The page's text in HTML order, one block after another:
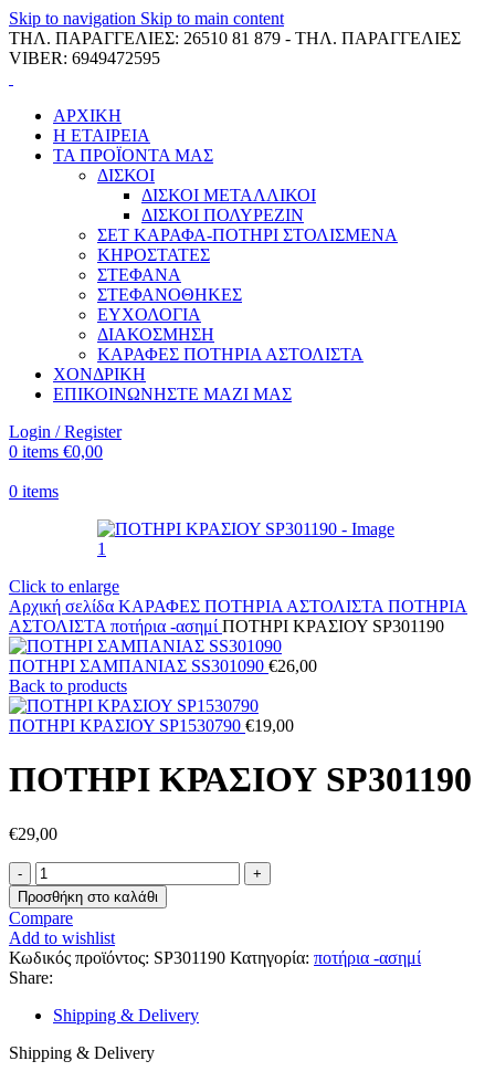
Skip to navigation Skip to main content
ΤΗΛ. ΠΑΡΑΓΓΕΛΙΕΣ: 26510 81 879 - ΤΗΛ. ΠΑΡΑΓΓΕΛΙΕΣ
VIBER: 6949472595
ΑΡΧΙΚΗ
Η ΕΤΑΙΡΕΙΑ
ΤΑ ΠΡΟΪΟΝΤΑ ΜΑΣ
ΔΙΣΚΟΙ
ΔΙΣΚΟΙ ΜΕΤΑΛΛΙΚΟΙ
ΔΙΣΚΟΙ ΠΟΛΥΡΕΖΙΝ
ΣΕΤ ΚΑΡΑΦΑ-ΠΟΤΗΡΙ ΣΤΟΛΙΣΜΕΝΑ
ΚΗΡΟΣΤΑΤΕΣ
ΣΤΕΦΑΝΑ
ΣΤΕΦΑΝΟΘΗΚΕΣ
ΕΥΧΟΛΟΓΙΑ
ΔΙΑΚΟΣΜΗΣΗ
ΚΑΡΑΦΕΣ ΠΟΤΗΡΙΑ ΑΣΤΟΛΙΣΤΑ
ΧΟΝΔΡΙΚΗ
ΕΠΙΚΟΙΝΩΝΗΣΤΕ ΜΑΖΙ ΜΑΣ
Login / Register
0 items €0,00
0 items
Click to enlarge
Αρχική σελίδα ΚΑΡΑΦΕΣ ΠΟΤΗΡΙΑ ΑΣΤΟΛΙΣΤΑ ΠΟΤΗΡΙΑ
ΑΣΤΟΛΙΣΤΑ ποτήρια -ασημί ΠΟΤΗΡΙ ΚΡΑΣΙΟΥ SP301190
ΠΟΤΗΡΙ ΣΑΜΠΑΝΙΑΣ SS301090 €26,00
Back to products
ΠΟΤΗΡΙ ΚΡΑΣΙΟΥ SP1530790 €19,00
ΠΟΤΗΡΙ ΚΡΑΣΙΟΥ SP301190
€29,00
ΠΟΤΗΡΙ
ΚΡΑΣΙΟΥ
SP301190
ποσότητα
Προσθήκη στο καλάθι
Compare
Add to wishlist
Κωδικός προϊόντος: SP301190 Κατηγορία: ποτήρια -ασημί
Share:
Shipping & Delivery
Shipping & Delivery